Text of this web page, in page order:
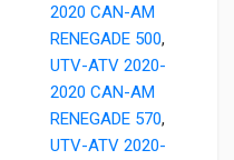
2020 CAN-AM
RENEGADE 500,
UTV-ATV 2020-
2020 CAN-AM
RENEGADE 570,
UTV-ATV 2020-